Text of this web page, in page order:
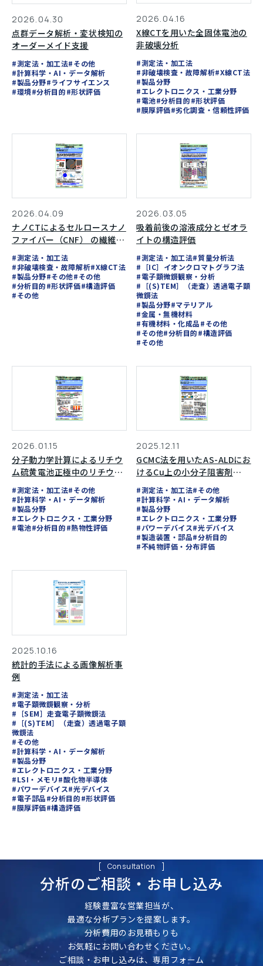
2026.04.30
点群データ解析・変状検知の
オーダーメイド支援
#測定法・加工法#その他
#計算科学・AI・データ解析
#製品分野#ライフサイエンス
#環境#分析目的#形状評価
2026.04.16
X線CTを用いた全固体電池の
非破壊分析
#測定法・加工法
#非破壊検査・故障解析#X線CT法
#製品分野
#エレクトロニクス・工業分野
#電池#分析目的#形状評価
#膜厚評価#劣化調査・信頼性評価
2026.04.09
ナノCTによるセルロースナノ
ファイバー（CNF） の繊維配
向評価
#測定法・加工法
#非破壊検査・故障解析#X線CT法
#製品分野#その他#その他
#分析目的#形状評価#構造評価
#その他
2026.03.05
吸着前後の溶液成分とゼオラ
イトの構造評価
#測定法・加工法#質量分析法
#［IC］イオンクロマトグラフ法
#電子顕微鏡観察・分析
#［(S)TEM］（走査）透過電子顕
微鏡法
#製品分野#マテリアル
#金属・無機材料
#有機材料・化成品#その他
#その他#分析目的#構造評価
#その他
2026.01.15
分子動力学計算によるリチウ
ム硫黄電池正極中のリチウム
イオン拡散挙動評価
#測定法・加工法#その他
#計算科学・AI・データ解析
#製品分野
#エレクトロニクス・工業分野
#電池#分析目的#熱物性評価
2025.12.11
GCMC法を用いたAS-ALDにお
けるCu上の小分子阻害剤
（SMI）とTMAの競合吸着解
析
#測定法・加工法#その他
#計算科学・AI・データ解析
#製品分野
#エレクトロニクス・工業分野
#パワーデバイス#光デバイス
#製造装置・部品#分析目的
#不純物評価・分布評価
2025.10.16
統計的手法による画像解析事
例
#測定法・加工法
#電子顕微鏡観察・分析
#［SEM］走査電子顕微鏡法
#［(S)TEM］（走査）透過電子顕
微鏡法
#その他
#計算科学・AI・データ解析
#製品分野
#エレクトロニクス・工業分野
#LSI・メモリ#酸化物半導体
#パワーデバイス#光デバイス
#電子部品#分析目的#形状評価
#膜厚評価#構造評価
Consultation
分析のご相談・ お申し込み
経験豊富な営業担当が、
最適な分析プランを提案します。
分析費用のお見積もりも
お気軽にお問い合わせください。
ご相談・お申し込みは、専用フォーム